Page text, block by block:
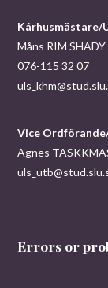
Kårhusmästare/
Måns RIM
076-115 32 07
Vice
Agnes
Errors or